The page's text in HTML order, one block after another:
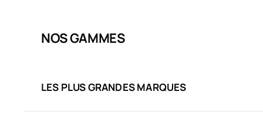
NOS GAMMES
LES PLUS GRANDES MARQUES